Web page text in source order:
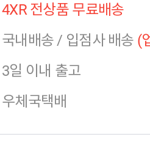
4XR 전상품 무료배송
국내배송 / 입점사 배송 (
3일 이내 출고
우체국택배